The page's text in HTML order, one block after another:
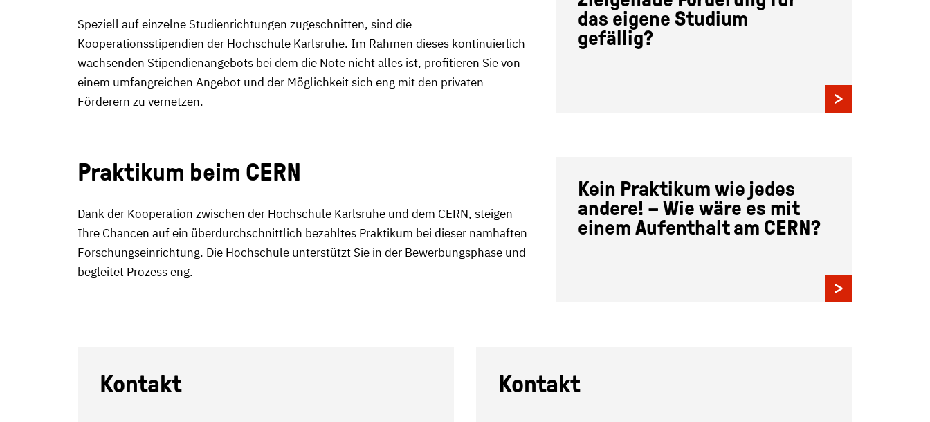
Speziell auf einzelne Studienrichtungen zugeschnitten, sind die
Kooperationsstipendien der Hochschule Karlsruhe. Im Rahmen dieses kontinuierlich
wachsenden Stipendienangebots bei dem die Note nicht alles ist, profitieren Sie von
einem umfangreichen Angebot und der Möglichkeit sich eng mit den privaten
Förderern zu vernetzen.
das eigene Studium
gefällig?
Praktikum beim CERN
Dank der Kooperation zwischen der Hochschule Karlsruhe und dem CERN, steigen
Ihre Chancen auf ein überdurchschnittlich bezahltes Praktikum bei dieser namhaften
Forschungseinrichtung. Die Hochschule unterstützt Sie in der Bewerbungsphase und
begleitet Prozess eng.
Kein Praktikum wie jedes
andere! – Wie wäre es mit
einem Aufenthalt am CERN?
Kontakt Kontakt